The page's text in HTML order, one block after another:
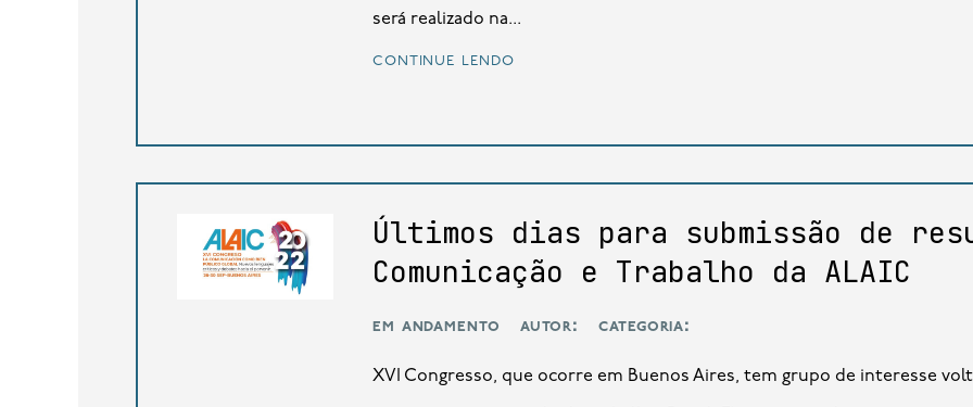
será realizado na...
continue lendo
Últimos dias para submissão de
Comunicação e Trabalho da ALAIC
em andamento autor: categoria:
XVI Congresso, que ocorre em Buenos Aires, tem grupo de interesse